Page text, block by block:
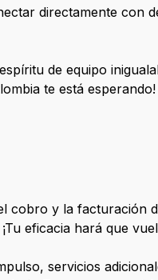
directamente con
de equipo
te está esperando!
cobro y la facturación
eficacia hará que
servicios